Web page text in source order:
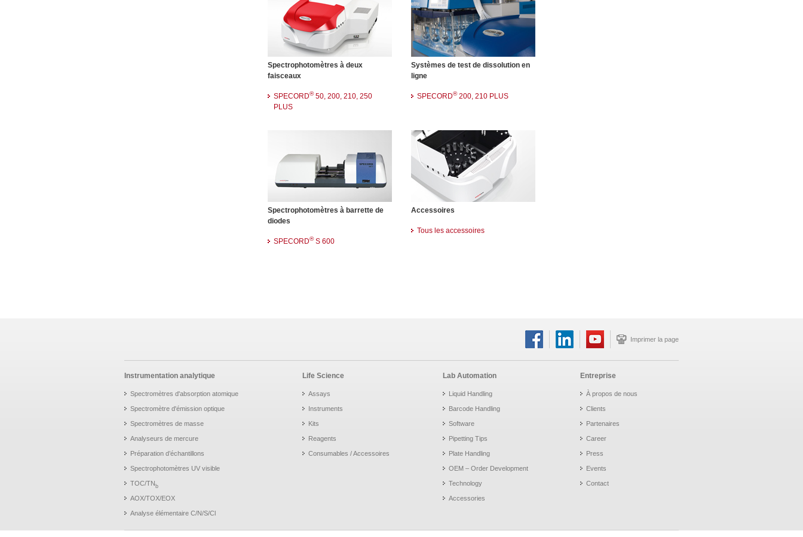
Spectrophotomètres à deux
faisceaux
SPECORD®50, 200, 210, 250
PLUS
Systèmes de test de dissolution en
ligne
SPECORD®200, 210 PLUS
Spectrophotomètres à barrette de
diodes
SPECORD®S 600
Accessoires
Tous les accessoires
Imprimer la page
Instrumentation analytique
Spectromètres d'absorption atomique
Spectromètre d'émission optique
Spectromètres de masse
Analyseurs de mercure
Préparation d’échantillons
Spectrophotomètres UV visible
TOC/TN b
AOX/TOX/EOX
Analyse élémentaire C/N/S/Cl
Life Science
Assays
Instruments
Kits
Reagents
Consumables / Accessoires
Lab Automation
Liquid Handling
Barcode Handling
Software
Pipetting Tips
Plate Handling
OEM – Order Development
Technology
Accessories
Entreprise
À propos de nous
Clients
Partenaires
Career
Press
Events
Contact